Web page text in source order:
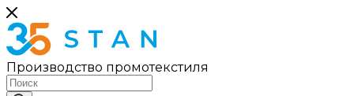
Производство промотекстиля